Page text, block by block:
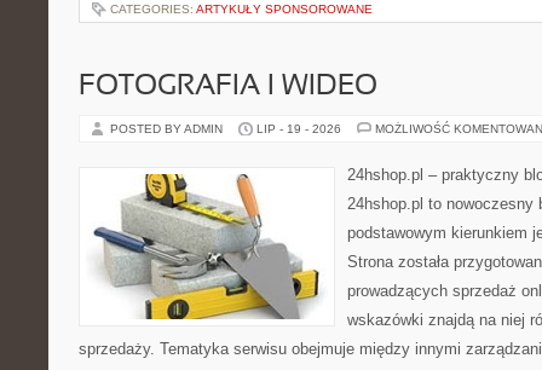
CATEGORIES: ARTYKUŁY SPONSOROWANE
FOTOGRAFIA I WIDEO
POSTED BY ADMIN LIP - 19 - 2026 MOŻLIWOŚĆ
24hshop.pl – praktyczny
24hshop.pl to nowoczesny
podstawowym kierunkiem
Strona została
prowadzących sprzedaż
wskazówki znajdą na niej
sprzedaży. Tematyka serwisu obejmuje między innymi